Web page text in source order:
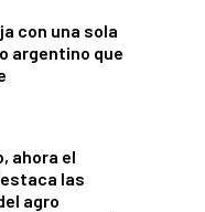
con una sola
argentino que
ahora el
las
agro